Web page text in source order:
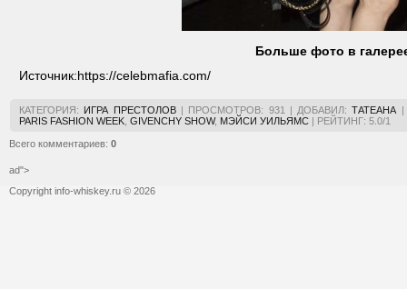
Больше фото в
Источник:https://celebmafia.com/
КАТЕГОРИЯ: ИГРА ПРЕСТОЛОВ| ПРОСМОТРОВ: 931 | ДОБАВИЛ: ТАТЕАНА
PARIS FASHION WEEK GIVENCHY SHOW, МЭЙСИ УИЛЬЯМС | РЕЙТИНГ: 5.0/1
Всего комментариев: 0
ad">
Copyright info-whiskey.ru © 2026